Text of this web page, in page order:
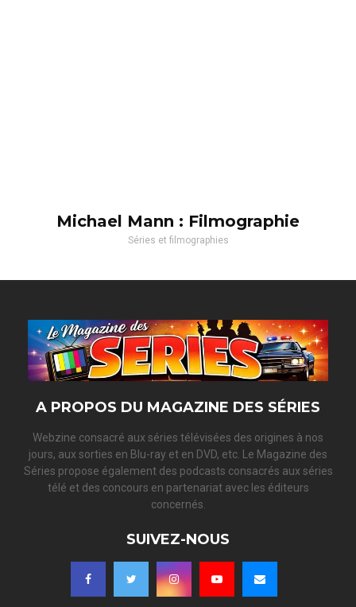
Michael Mann : Filmographie
Séries et filmographies
A PROPOS DU MAGAZINE DES SÉRIES
Webzine consacré aux séries télévisées des origines à nos
jours, aux sorties en Blu-ray et en DVD, etc. Le Magazine des
Séries propose également des podcasts consacrés aux séries
télé et des concours en partenariat avec les éditeurs
concernés.
SUIVEZ-NOUS